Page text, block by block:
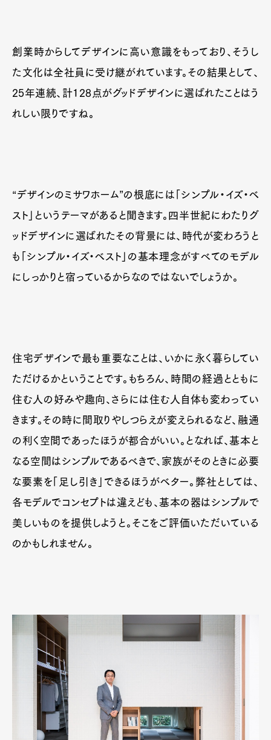
創業時からしてデザインに高い意識をもっており、そうし
た文化は全社員に受け継がれています。その結果として、
25年連続、計128点がグッドデザインに選ばれたことはう
れしい限りですね。
“デザインのミサワホーム”の根底には「シンプル・イズ・ベ
スト」というテーマがあると聞きます。四半世紀にわたりグ
ッドデザインに選ばれたその背景には、時代が変わろうと
も「シンプル・イズ・ベスト」の基本理念がすべてのモデル
にしっかりと宿っているからなのではないでしょうか。
住宅デザインで最も重要なことは、いかに永く暮らしてい
ただけるかということです。もちろん、時間の経過とともに
住む人の好みや趣向、さらには住む人自体も変わってい
きます。その時に間取りやしつらえが変えられるなど、融通
の利く空間であったほうが都合がいい。となれば、基本と
なる空間はシンプルであるべきで、家族がそのときに必要
な要素を「足し引き」できるほうがベター。弊社としては、
各モデルでコンセプトは違えども、基本の器はシンプルで
美しいものを提供しようと。そこをご評価いただいている
のかもしれません。